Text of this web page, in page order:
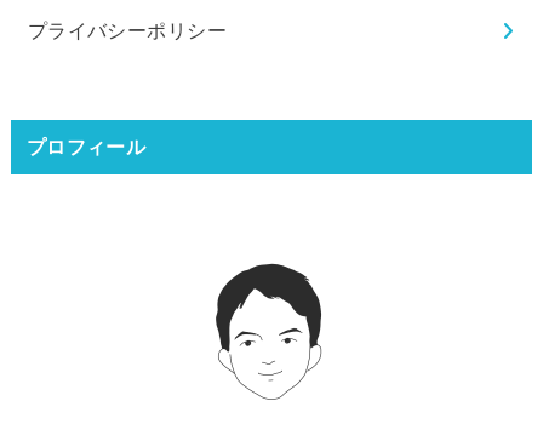
プライバシーポリシー
プロフィール